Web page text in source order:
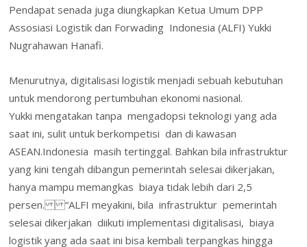
Pendapat senada juga diungkapkan Ketua Umum DPP
Assosiasi Logistik dan Forwading Indonesia (ALFI) Yukki
Nugrahawan Hanafi.
Menurutnya, digitalisasi logistik menjadi sebuah kebutuhan
untuk mendorong pertumbuhan ekonomi nasional.
Yukki mengatakan tanpa mengadopsi teknologi yang ada
saat ini, sulit untuk berkompetisi dan di kawasan
ASEAN.Indonesia masih tertinggal. Bahkan bila infrastruktur
yang kini tengah dibangun pemerintah selesai dikerjakan,
hanya mampu memangkas biaya tidak lebih dari 2,5
persen. “ALFI meyakini, bila infrastruktur pemerintah
selesai dikerjakan diikuti implementasi digitalisasi, biaya
logistik yang ada saat ini bisa kembali terpangkas hingga